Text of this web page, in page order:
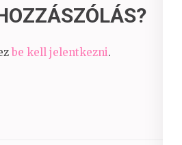
be kell jelentkezni.